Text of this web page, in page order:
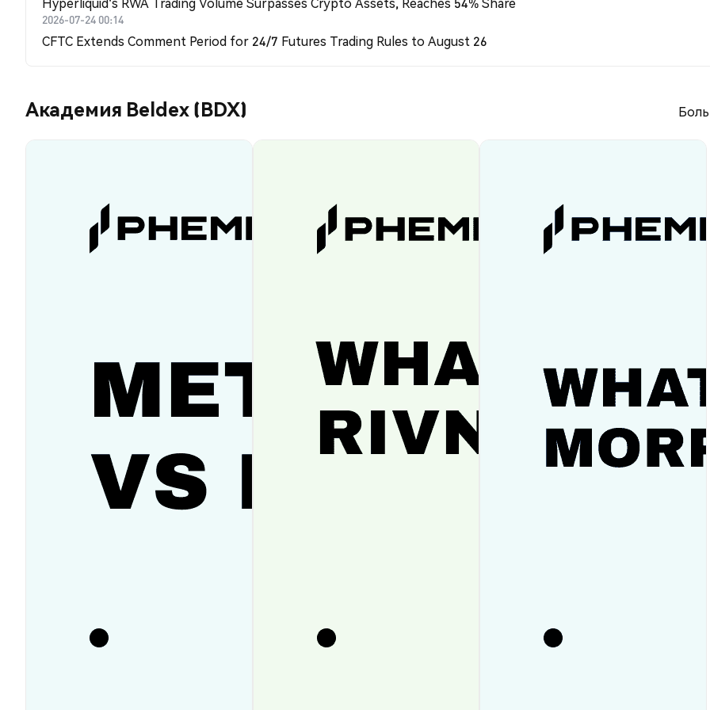
2026-07-24 00:14
CFTC Extends Comment Period for 24/7 Futures Trading Rules to August 26
Академия Beldex (BDX)